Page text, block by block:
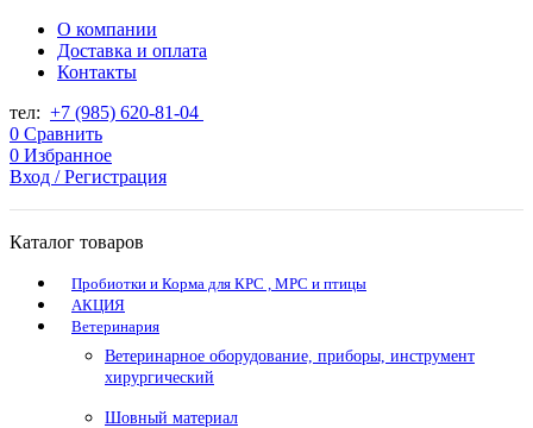
О компании
Доставка и оплата
Контакты
тел: +7 (985) 620-81-04
0 Сравнить
0 Избранное
Вход / Регистрация
Каталог товаров
Пробиотки и Корма для КРС , МРС и птицы
АКЦИЯ
Ветеринария
Ветеринарное оборудование, приборы, инструмент
хирургический
Шовный материал